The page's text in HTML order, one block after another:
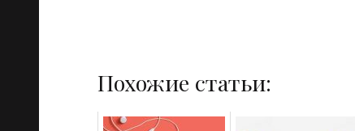
Похожие статьи: